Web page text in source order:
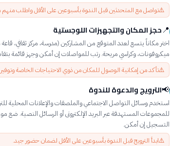
⚠️تواصل مع المتحدثين قبل الندوة بأسبوعين على الأقل واطلب
📍حجز المكان والتجهيزات اللوجستية
اختر مكاناً يتسع لعدد المتوقع من المشاركين (مدرسة، مركز ثقافي،
ميكروفونات، وكراسي مريحة. رتب للمواصلات إن أمكن وجهز قائمة
⚠️تأكد من إمكانية الوصول للمكان من ذوي الاحتياجات الخاصة
📢الترويج والدعوة للندوة
استخدم وسائل التواصل الاجتماعي والملصقات والإعلانات المحلية
للمجموعات المستهدفة عبر البريد الإلكترونى أو الرسائل النصية.
التسجيل إن أمكن.
⚠️ابدأ الترويج قبل الندوة بأسبوعين على الأقل لضمان حضور جيد.